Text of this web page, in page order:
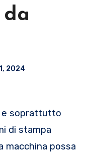
2024
di stampa
macchina possa